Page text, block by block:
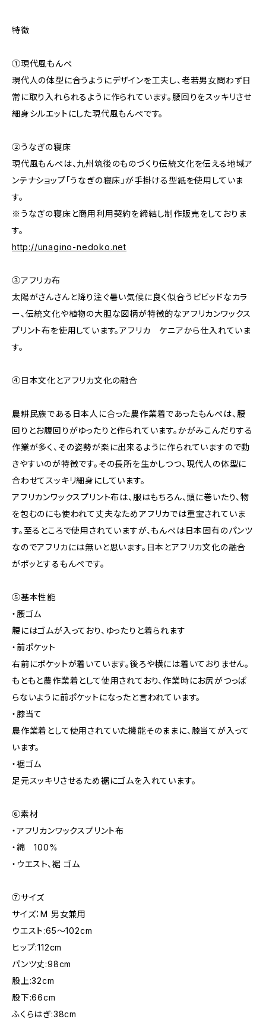
特徴
①現代風もんぺ
現代人の体型に合うようにデザインを工夫し、老若男女問わず日
常に取り入れられるように作られています。腰回りをスッキリさせ
細身シルエットにした現代風もんぺです。
②うなぎの寝床
現代風もんぺは、九州筑後のものづくり伝統文化を伝える地域ア
ンテナショップ「うなぎの寝床」が手掛ける型紙を使用していま
す。
※うなぎの寝床と商用利用契約を締結し制作販売をしておりま
す。
http://unagino-nedoko.net
③アフリカ布
太陽がさんさんと降り注ぐ暑い気候に良く似合うビビッドなカラ
ー、伝統文化や植物の大胆な図柄が特徴的なアフリカンワックス
プリント布を使用しています。アフリカ ケニアから仕入れていま
す。
④日本文化とアフリカ文化の融合
農耕民族である日本人に合った農作業着であったもんぺは、腰
回りとお腹回りがゆったりと作られています。かがみこんだりする
作業が多く、その姿勢が楽に出来るように作られていますので動
きやすいのが特徴です。その長所を生かしつつ、現代人の体型に
合わせてスッキリ細身にしています。
アフリカンワックスプリント布は、服はもちろん、頭に巻いたり、物
を包むのにも使われて丈夫なためアフリカでは重宝されていま
す。至るところで使用されていますが、もんぺは日本固有のパンツ
なのでアフリカには無いと思います。日本とアフリカ文化の融合
がポッとするもんぺです。
⑤基本性能
・腰ゴム
腰にはゴムが入っており、ゆったりと着られます
・前ポケット
右前にポケットが着いています。後ろや横には着いておりません。
もともと農作業着として使用されており、作業時にお尻がつっぱ
らないように前ポケットになったと言われています。
・膝当て
農作業着として使用されていた機能そのままに、膝当てが入って
います。
・裾ゴム
足元スッキリさせるため裾にゴムを入れています。
⑥素材
・アフリカンワックスプリント布
・綿 100%
・ウエスト、裾 ゴム
⑦サイズ
サイズ：M 男女兼用
ウエスト:65～102cm
ヒップ:112cm
パンツ丈:98cm
股上:32cm
股下:66cm
ふくらはぎ:38cm